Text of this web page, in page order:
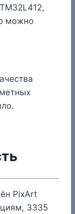
можно
PixArt
3335